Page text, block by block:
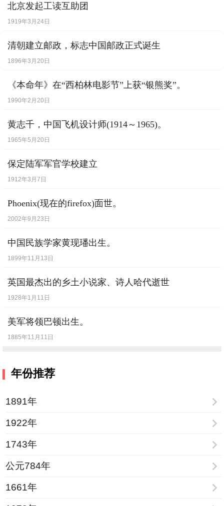
北京发起工读互助团
1919年3月24日
清朝建立邮政，标志中国邮政正式诞生
1896年3月20日
《本命年》在“西柏林电影节”上获“银熊奖”。
1990年2月20日
黄志千，中国飞机设计师(1914～1965)。
1965年5月20日
保定陆军军官学校建立
1912年3月7日
Phoenix(现在的firefox)面世。
2002年9月23日
中国民族学家黄现璠出生。
1899年11月13日
英国最杰出的乡土小说家、诗人哈代逝世
1928年1月11日
美军将领巴顿出生。
1885年11月11日
年份推荐
1891年
1922年
1743年
公元784年
1661年